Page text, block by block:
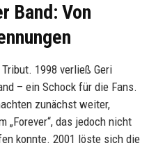
Band: Von
1998 verließ Geri
– ein Schock für die Fans.
zunächst weiter,
„Forever“, das jedoch nicht
konnte. 2001 löste sich die